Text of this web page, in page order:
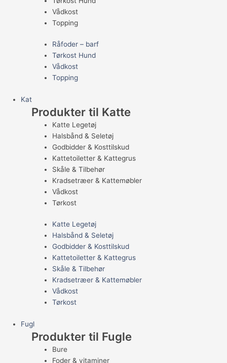
Vådkost
Topping
Råfoder – barf
Tørkost Hund
Vådkost
Topping
Kat
Produkter til Katte
Katte Legetøj
Halsbånd & Seletøj
Godbidder & Kosttilskud
Kattetoiletter & Kattegrus
Skåle & Tilbehør
Kradsetræer & Kattemøbler
Vådkost
Tørkost
Katte Legetøj
Halsbånd & Seletøj
Godbidder & Kosttilskud
Kattetoiletter & Kattegrus
Skåle & Tilbehør
Kradsetræer & Kattemøbler
Vådkost
Tørkost
Fugl
Produkter til Fugle
Bure
Foder & vitaminer